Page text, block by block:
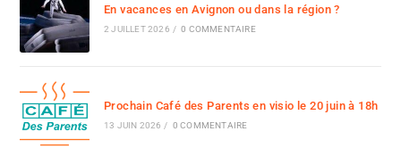
En vacances en Avignon ou dans la région ?
2 JUILLET 2026 / 0 COMMENTAIRE
Prochain Café des Parents en visio le 20 juin à 18h
13 JUIN 2026 / 0 COMMENTAIRE